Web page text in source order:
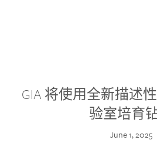
GIA 将使用全新描述
验室培育
June 1, 2025